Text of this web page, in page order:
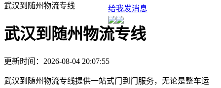
武汉到随州物流专线
武汉到随州物流专线
更新时间：2026-08-04 20:07:55
武汉到随州物流专线提供一站式门到门服务，无论是整车运